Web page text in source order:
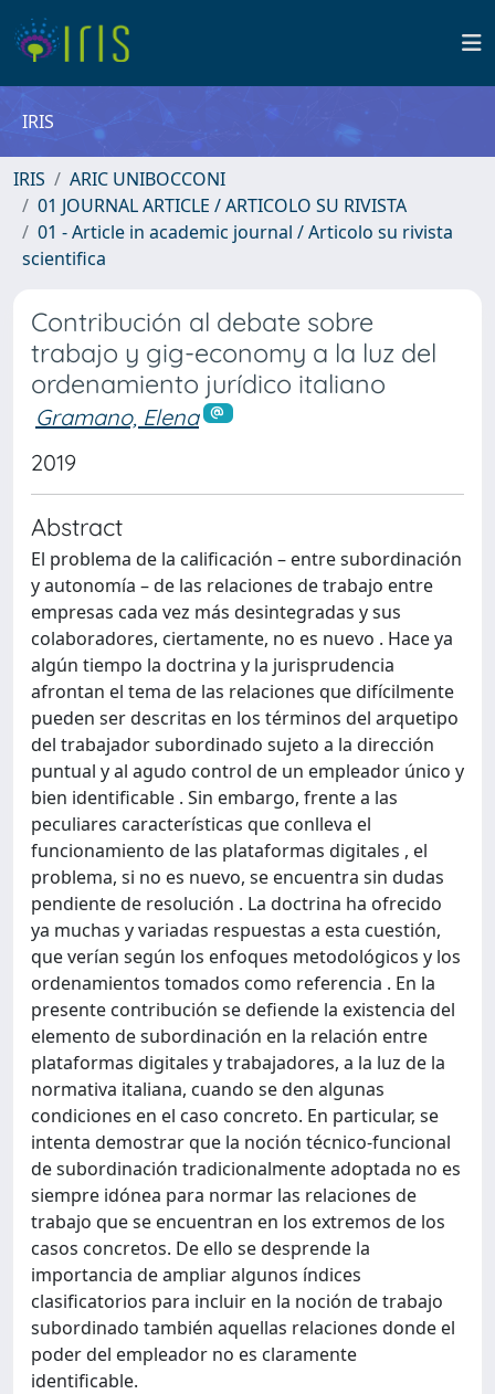
IRIS
IRIS
ARIC UNIBOCCONI
01 JOURNAL ARTICLE / ARTICOLO SU RIVISTA
01 - Article in academic journal / Articolo su rivista
scientifica
Contribución al debate sobre
trabajo y gig-economy a la luz del
ordenamiento jurídico italiano
Gramano, Elena
2019
Abstract
El problema de la calificación – entre subordinación
y autonomía – de las relaciones de trabajo entre
empresas cada vez más desintegradas y sus
colaboradores, ciertamente, no es nuevo . Hace ya
algún tiempo la doctrina y la jurisprudencia
afrontan el tema de las relaciones que difícilmente
pueden ser descritas en los términos del arquetipo
del trabajador subordinado sujeto a la dirección
puntual y al agudo control de un empleador único y
bien identificable . Sin embargo, frente a las
peculiares características que conlleva el
funcionamiento de las plataformas digitales , el
problema, si no es nuevo, se encuentra sin dudas
pendiente de resolución . La doctrina ha ofrecido
ya muchas y variadas respuestas a esta cuestión,
que verían según los enfoques metodológicos y los
ordenamientos tomados como referencia . En la
presente contribución se defiende la existencia del
elemento de subordinación en la relación entre
plataformas digitales y trabajadores, a la luz de la
normativa italiana, cuando se den algunas
condiciones en el caso concreto. En particular, se
intenta demostrar que la noción técnico-funcional
de subordinación tradicionalmente adoptada no es
siempre idónea para normar las relaciones de
trabajo que se encuentran en los extremos de los
casos concretos. De ello se desprende la
importancia de ampliar algunos índices
clasificatorios para incluir en la noción de trabajo
subordinado también aquellas relaciones donde el
poder del empleador no es claramente
identificable.